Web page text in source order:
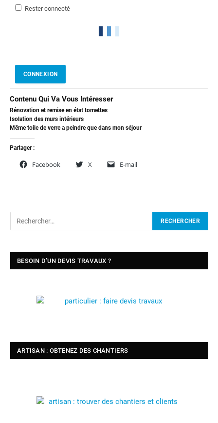
Rester connecté
CONNEXION
Contenu Qui Va Vous Intéresser
Rénovation et remise en état tomettes
Isolation des murs intérieurs
Même toile de verre a peindre que dans mon séjour
Partager :
Facebook X E-mail
BESOIN D’UN DEVIS TRAVAUX ?
ARTISAN : OBTENEZ DES CHANTIERS